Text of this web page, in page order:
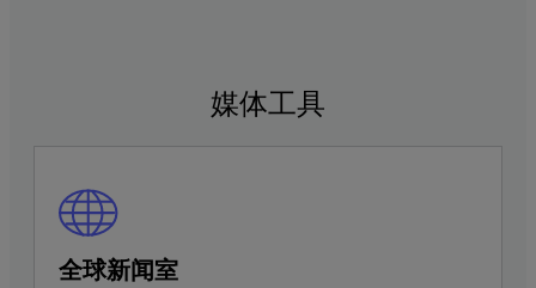
媒体工具
全球新闻室